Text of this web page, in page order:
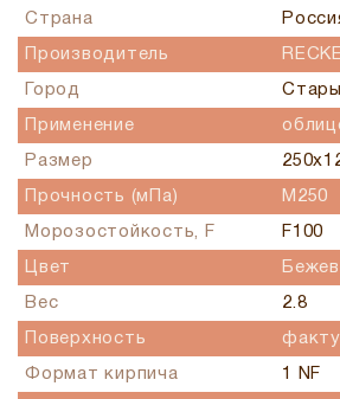
Страна
Производитель
Город
Применение
Размер
Прочность (мПа) М250
Морозостойкость, F F100
Цвет
Вес 2.8
Поверхность
Формат кирпича 1 NF